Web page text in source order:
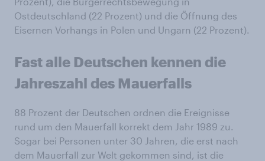
Ostdeutschland (22 Prozent) und die Öffnung des
Eisernen Vorhangs in Polen und Ungarn (22 Prozent).
Fast alle Deutschen kennen die
Jahreszahl des Mauerfalls
88 Prozent der Deutschen ordnen die Ereignisse
rund um den Mauerfall korrekt dem Jahr 1989 zu.
Sogar bei Personen unter 30 Jahren, die erst nach
dem Mauerfall zur Welt gekommen sind, ist die